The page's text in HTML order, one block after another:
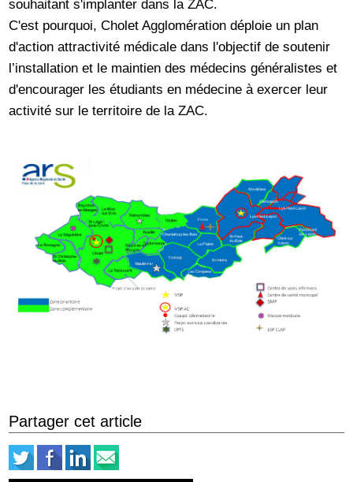
souhaitant s'implanter dans la ZAC.
C'est pourquoi, Cholet Agglomération déploie un plan
d'action attractivité médicale dans l'objectif de soutenir
l’installation et le maintien des médecins généralistes et
d'encourager les étudiants en médecine à exercer leur
activité sur le territoire de la ZAC.
Partager cet article